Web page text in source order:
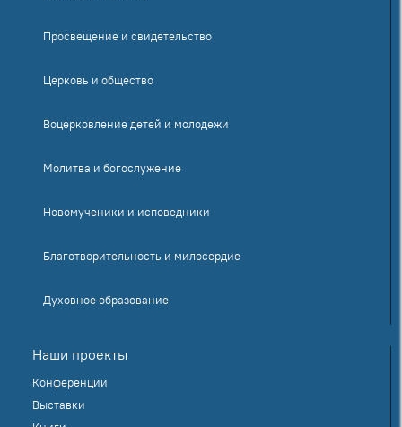
Просвещение и свидетельство
Церковь и общество
Воцерковление детей и молодежи
Молитва и богослужение
Новомученики и исповедники
Благотворительность и милосердие
Духовное образование
Наши проекты
Конференции
Выставки